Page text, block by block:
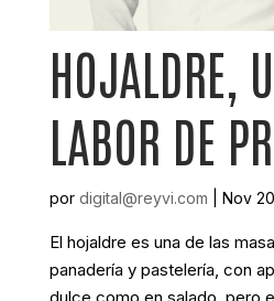
HOJALDRE,
LABOR DE
por digital@reyvi.com Nov
El hojaldre es una de las
panadería y pastelería, con